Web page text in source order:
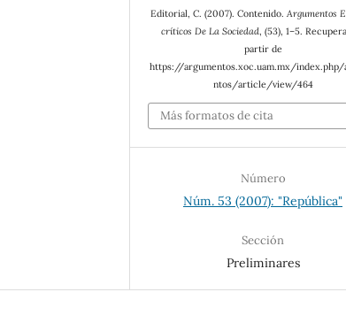
Editorial, C. (2007). Contenido. Argumentos
críticos De La Sociedad, (53), 1–5.
partir de
https://argumentos.xoc.uam.mx/index.php/
ntos/article/view/464
Más formatos de cita
Número
Núm. 53 (2007): "República"
Sección
Preliminares